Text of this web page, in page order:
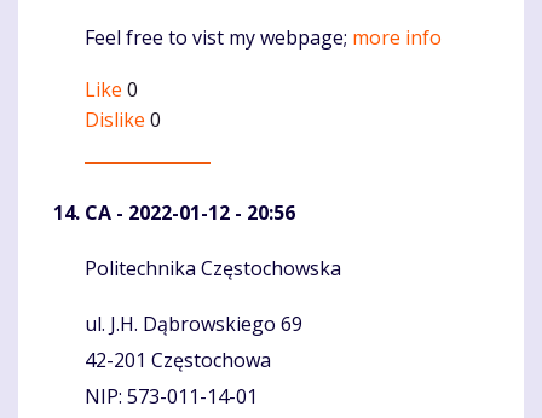
Feel free to vist my webpage; more info
Like 0
Dislike 0
CA - 2022-01-12 - 20:56
Komentaras
Politechnika Częstochowska
ul. J.H. Dąbrowskiego 69
42-201 Częstochowa
NIP: 573-011-14-01